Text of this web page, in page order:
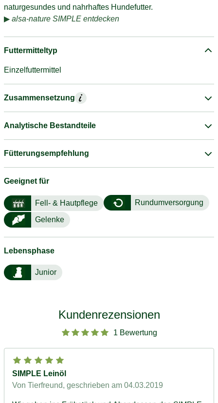
naturgesundes und nahrhaftes Hundefutter.
▶ alsa-nature SIMPLE entdecken
Futtermitteltyp
Einzelfuttermittel
Zusammensetzung
Analytische Bestandteile
Fütterungsempfehlung
Geeignet für
Fell- & Hautpflege Rundumversorgung
Gelenke
Lebensphase
Junior
Kundenrezensionen
1 Bewertung
SIMPLE Leinöl
Von Tierfreund, geschrieben am 04.03.2019